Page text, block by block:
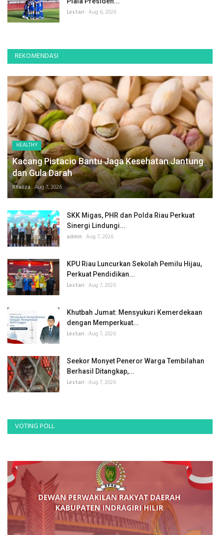
Lestari Aug 6, 2026
REKOMENDASI
HEALTHY
Kacang Pistacio Bantu Jaga Kesehatan Jantung
dan Gula Darah
Khaliza Aug 7, 2026
SKK Migas, PHR dan Polda Riau Perkuat
Sinergi Lindungi...
admin Aug 7, 2026
KPU Riau Luncurkan Sekolah Pemilu Hijau,
Perkuat Pendidikan...
Lestari Aug 7, 2026
Khutbah Jumat: Mensyukuri Kemerdekaan
dengan Memperkuat...
Lestari Aug 7, 2026
Seekor Monyet Peneror Warga Tembilahan
Berhasil Ditangkap,...
Lestari Aug 7, 2026
VOTING POLL